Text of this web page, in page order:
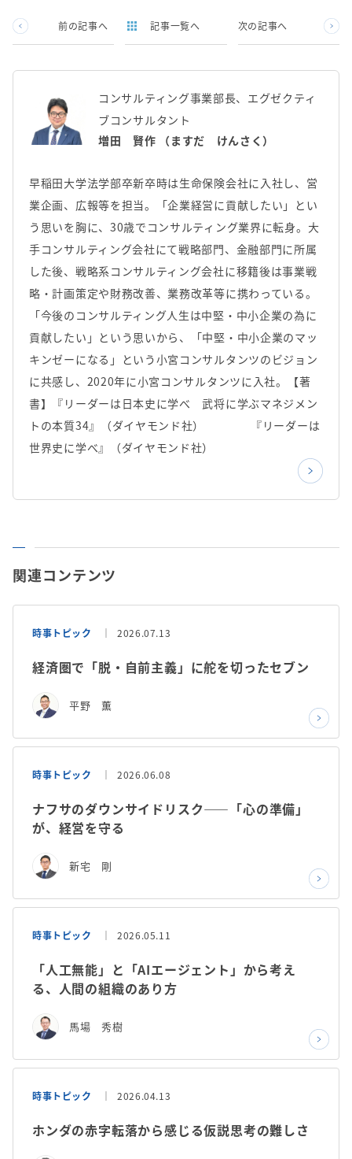
前の記事へ 記事一覧へ 次の記事へ
コンサルティング事業部長、エグゼクティ
ブコンサルタント
増田 賢作 （ますだ けんさく）
早稲田大学法学部卒新卒時は生命保険会社に入社し、営
業企画、広報等を担当。「企業経営に貢献したい」とい
う思いを胸に、30歳でコンサルティング業界に転身。大
手コンサルティング会社にて戦略部門、金融部門に所属
した後、戦略系コンサルティング会社に移籍後は事業戦
略・計画策定や財務改善、業務改革等に携わっている。
「今後のコンサルティング人生は中堅・中小企業の為に
貢献したい」という思いから、「中堅・中小企業のマッ
キンゼーになる」という小宮コンサルタンツのビジョン
に共感し、2020年に小宮コンサルタンツに入社。【著
書】『リーダーは日本史に学べ 武将に学ぶマネジメン
トの本質34』（ダイヤモンド社） 『リーダーは
世界史に学べ』（ダイヤモンド社）
関連コンテンツ
時事トピック 2026.07.13
経済圏で「脱・自前主義」に舵を切ったセブン
平野 薫
時事トピック 2026.06.08
ナフサのダウンサイドリスク——「心の準備」
が、経営を守る
新宅 剛
時事トピック 2026.05.11
「人工無能」と「AIエージェント」から考え
る、人間の組織のあり方
馬場 秀樹
時事トピック 2026.04.13
ホンダの赤字転落から感じる仮説思考の難しさ